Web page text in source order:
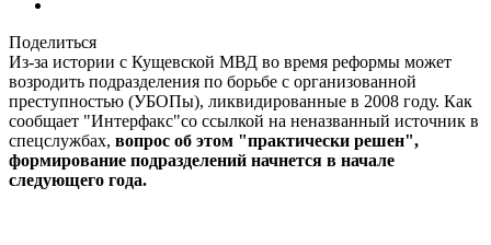
Поделиться
Из-за истории с Кущевской МВД во время реформы может
возродить подразделения по борьбе с организованной
преступностью (УБОПы), ликвидированные в 2008 году. Как
сообщает "Интерфакс"со ссылкой на неназванный источник в
спецслужбах, вопрос об этом "практически решен",
формирование подразделений начнется в начале
следующего года.